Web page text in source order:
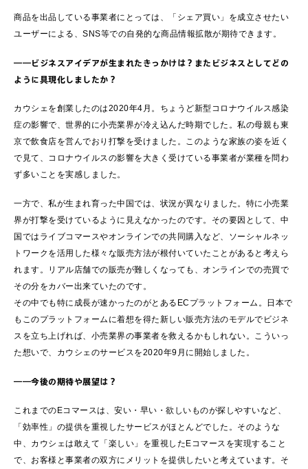
商品を出品している事業者にとっては、「シェア買い」を成立させたい
ユーザーによる、SNS等での自発的な商品情報拡散が期待できます。
――ビジネスアイデアが生まれたきっかけは？またビジネスとしてどの
ように具現化しましたか？
カウシェを創業したのは2020年4月。ちょうど新型コロナウイルス感染
症の影響で、世界的に小売業界が冷え込んだ時期でした。私の母親も東
京で飲食店を営んでおり打撃を受けました。このような家族の姿を近く
で見て、コロナウイルスの影響を大きく受けている事業者が業種を問わ
ず多いことを実感しました。
一方で、私が生まれ育った中国では、状況が異なりました。特に小売業
界が打撃を受けているように見えなかったのです。その要因として、中
国ではライブコマースやオンラインでの共同購入など、ソーシャルネッ
トワークを活用した様々な販売方法が根付いていたことがあると考えら
れます。リアル店舗での販売が難しくなっても、オンラインでの売買で
その分をカバー出来ていたのです。
その中でも特に成長が速かったのがとあるECプラットフォーム。日本で
もこのプラットフォームに着想を得た新しい販売方法のモデルでビジネ
スを立ち上げれば、小売業界の事業者を救えるかもしれない。こういっ
た想いで、カウシェのサービスを2020年9月に開始しました。
――今後の期待や展望は？
これまでのEコマースは、安い・早い・欲しいものが探しやすいなど、
「効率性」の提供を重視したサービスがほとんどでした。そのような
中、カウシェは敢えて「楽しい」を重視したEコマースを実現すること
で、お客様と事業者の双方にメリットを提供したいと考えています。そ